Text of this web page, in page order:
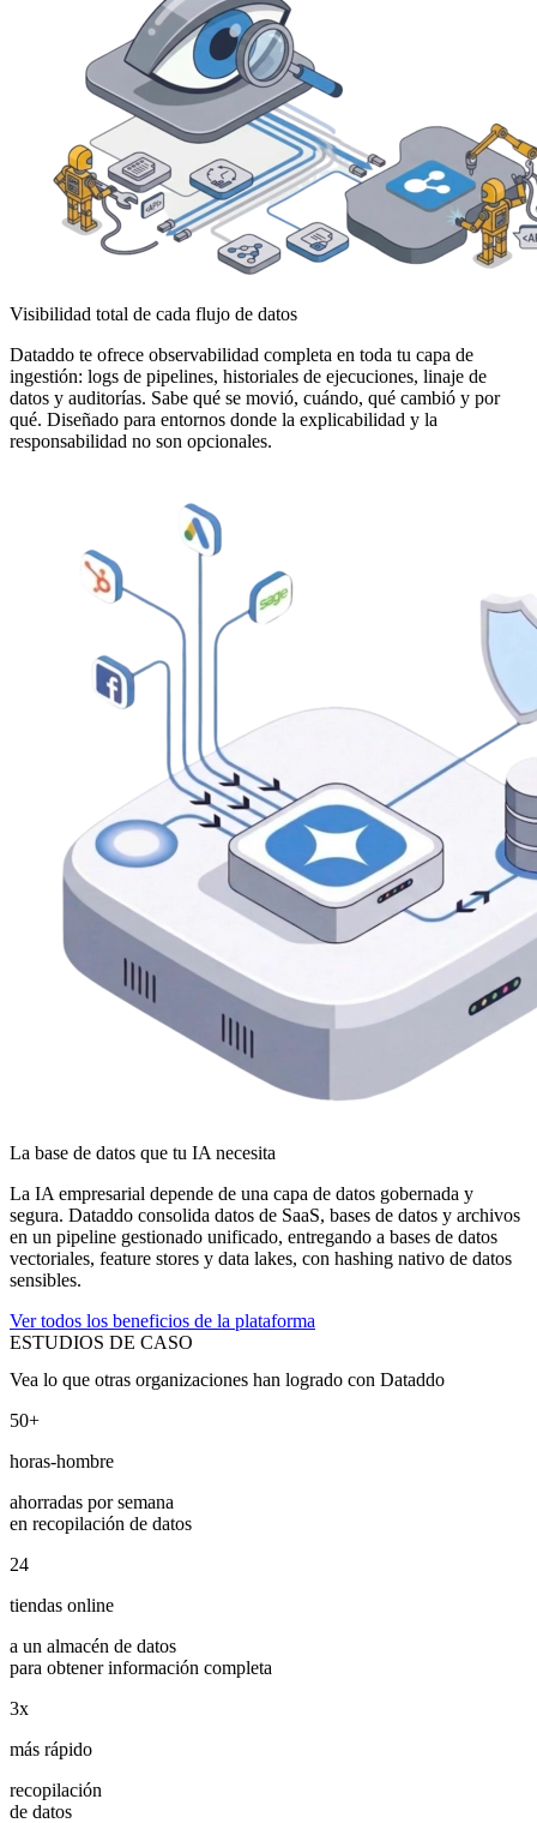
Visibilidad total de cada flujo de datos
Dataddo te ofrece observabilidad completa en toda tu capa de
ingestión: logs de pipelines, historiales de ejecuciones, linaje de
datos y auditorías. Sabe qué se movió, cuándo, qué cambió y por
qué. Diseñado para entornos donde la explicabilidad y la
responsabilidad no son opcionales.
La base de datos que tu IA necesita
La IA empresarial depende de una capa de datos gobernada y
segura. Dataddo consolida datos de SaaS, bases de datos y archivos
en un pipeline gestionado unificado, entregando a bases de datos
vectoriales, feature stores y data lakes, con hashing nativo de datos
sensibles.
Ver todos los beneficios de la plataforma
ESTUDIOS DE CASO
Vea lo que otras organizaciones han logrado con Dataddo
50+
horas-hombre
ahorradas por semana
en recopilación de datos
24
tiendas online
a un almacén de datos
para obtener información completa
3x
más rápido
recopilación
de datos